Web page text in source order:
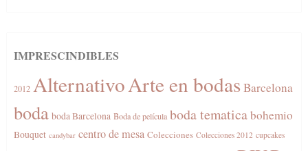
IMPRESCINDIBLES
2012 AlternativoArte en bodas Barcelona
boda boda Barcelona Boda de película boda tematicabohemio
Bouquet candybar centro de mesa Colecciones Colecciones 2012 cupcakes